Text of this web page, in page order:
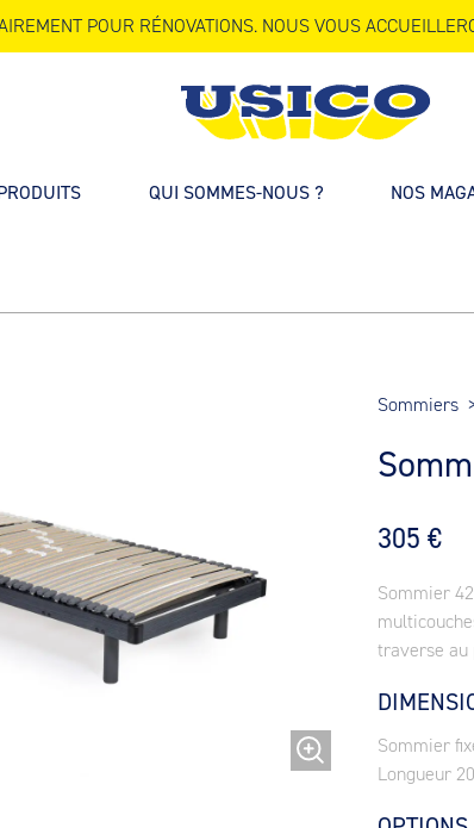
POUR RÉNOVATIONS. NOUS VOUS
QUI SOMMES-NOUS ? NOS
Sommiers >
305 €
Sommier
traverse au
Sommier
Longueur